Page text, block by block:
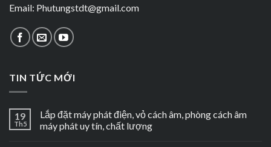
Email: Phutungstdt@gmail.com
TIN TỨC MỚI
19
Th5
Lắp đặt máy phát điện, vỏ cách âm, phòng cách âm
máy phát uy tín, chất lượng